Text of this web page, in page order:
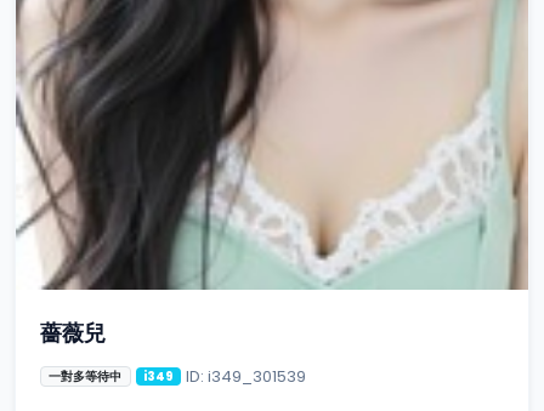
薔薇兒
一對多等待中 i349 ID: i349_301539